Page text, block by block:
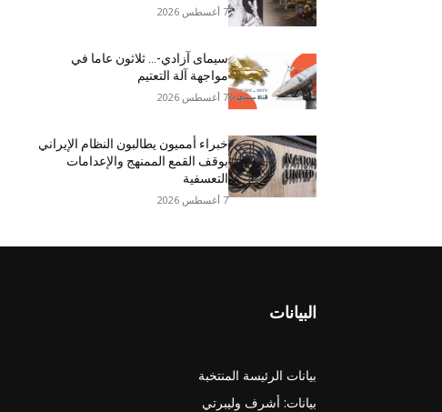
7 أغسطس 2026
سيمای آزادي-… ثلاثون عاما في
مواجهة آلة التعتيم
7 أغسطس 2026
خبراء أمميون يطالبون النظام الإيراني
بوقف القمع الممنهج والإعدامات
التعسفية
7 أغسطس 2026
البيانات
بيانات الرئيسة المنتخبة
بيانات: أشرف وليبرتي